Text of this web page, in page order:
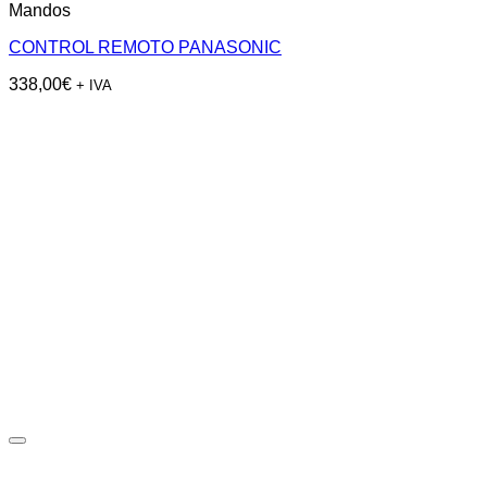
Mandos
CONTROL REMOTO PANASONIC
338,00€ + IVA